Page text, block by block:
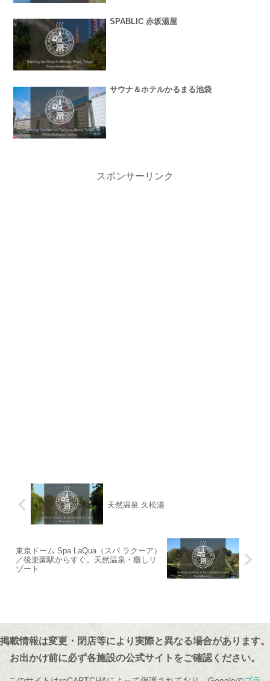
SPABLIC 赤坂湯屋
サウナ＆ホテルかるまる池袋
スポンサーリンク
天然温泉 久松湯
東京ドーム Spa LaQua（スパ ラクーア）
／後楽園駅からすぐ。天然温泉・癒しリ
ゾート
掲載情報は変更・閉店等により実際と異なる場合があります。
お出かけ前に必ず各施設の公式サイトをご確認ください。